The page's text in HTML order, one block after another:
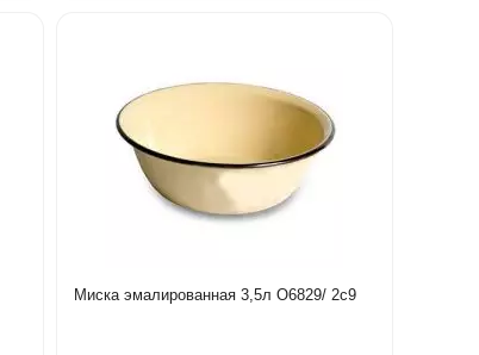
Миска эмалированная 3,5л О6829/ 2с9